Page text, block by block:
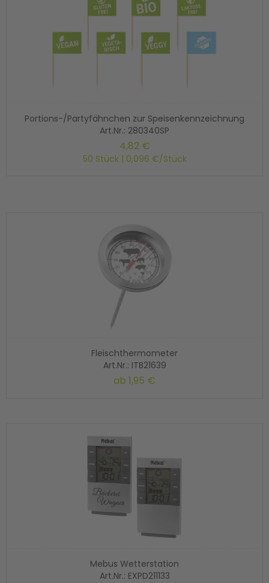
Portions-/Partyfähnchen zur Speisenkennzeichnung
Art.Nr.: 280340SP
4,82 €
50 Stück | 0,096 €/Stück
Fleischthermometer
Art.Nr.: ITB21639
ab 1,95 €
Mebus Wetterstation
Art.Nr.: EXPD211133